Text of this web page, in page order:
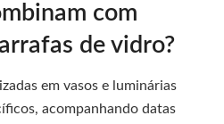
com
de vidro?
em vasos e luminárias
acompanhando datas